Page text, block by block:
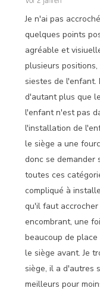
Je n'ai pas
quelques points
agréable et
plusieurs
siestes de l'enfant.
d'autant plus que
l'enfant n'est pas
l'installation de
le siège a une
donc se demander
toutes ces
compliqué à
qu'il faut
encombrant, une
beaucoup de
le siège avant. Je
siège, il a d'autres
meilleurs pour